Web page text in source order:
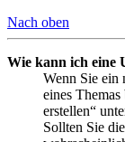
Nach oben
Wie kann ich eine
Wenn Sie ein
eines
erstellen“
Sollten Sie